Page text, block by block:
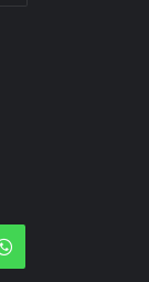
WhatsApp